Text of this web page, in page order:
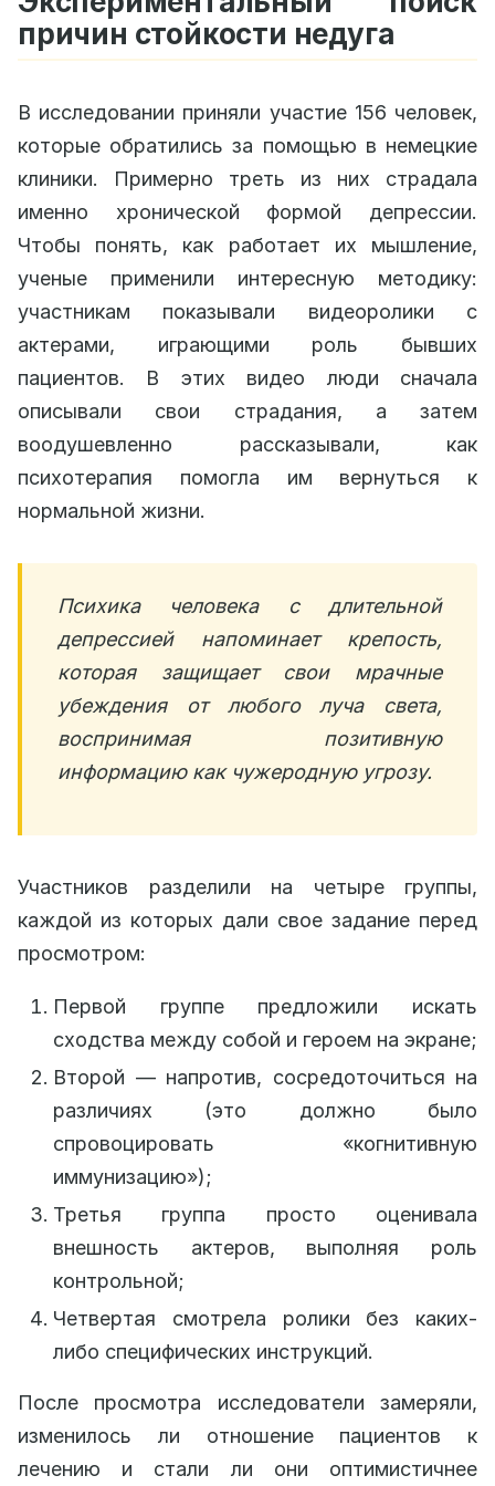
причин стойкости недуга
В исследовании приняли участие 156 человек,
которые обратились за помощью в немецкие
клиники. Примерно треть из них страдала
именно хронической формой депрессии.
Чтобы понять, как работает их мышление,
ученые применили интересную методику:
участникам показывали видеоролики с
актерами, играющими роль бывших
пациентов. В этих видео люди сначала
описывали свои страдания, а затем
воодушевленно рассказывали, как
психотерапия помогла им вернуться к
нормальной жизни.
Психика человека с длительной
депрессией напоминает крепость,
которая защищает свои мрачные
убеждения от любого луча света,
воспринимая позитивную
информацию как чужеродную угрозу.
Участников разделили на четыре группы,
каждой из которых дали свое задание перед
просмотром:
Первой группе предложили искать
сходства между собой и героем на экране;
Второй — напротив, сосредоточиться на
различиях (это должно было
спровоцировать «когнитивную
иммунизацию»);
Третья группа просто оценивала
внешность актеров, выполняя роль
контрольной;
Четвертая смотрела ролики без каких-
либо специфических инструкций.
После просмотра исследователи замеряли,
изменилось ли отношение пациентов к
лечению и стали ли они оптимистичнее